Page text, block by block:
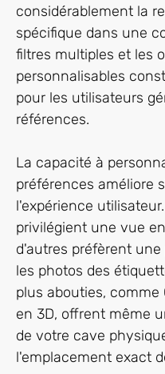
considérablement la
spécifique dans une
filtres multiples et les
personnalisables
pour les utilisateurs
références.
La capacité à
préférences améliore
l'expérience
privilégient une vue
d'autres préfèrent
les photos des
plus abouties,
en 3D, offrent même
de votre cave
l'emplacement exact